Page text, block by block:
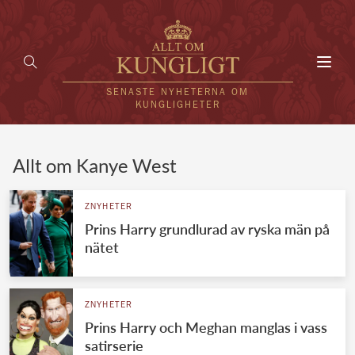
SENASTE NYHETERNA OM
KUNGLIGHETER
UTLÄNDSKT
VÄRLDENS KUNGAHUS
Svenska kungahuset
Brittiska kungahuset
REDAKTION
Allt om Kanye West
ZNYHETER
Prins Harry grundlurad av ryska män på
nätet
ZNYHETER
Prins Harry och Meghan manglas i vass
satirserie